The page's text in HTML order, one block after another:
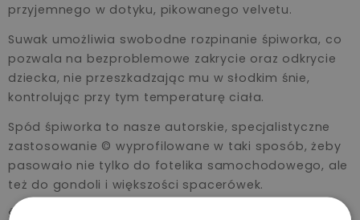
przyjemnego w dotyku, pikowanego velvetu.
Suwak umożliwia swobodne rozpinanie śpiworka, co
pozwala na bezproblemowe zakrycie oraz odkrycie
dziecka, nie przeszkadzając mu w słodkim śnie,
kontrolując przy tym temperaturę ciała.
Spód śpiworka to nasze autorskie, specjalistyczne
zastosowanie © wyprofilowane w taki sposób, żeby
pasowało nie tylko do fotelika samochodowego, ale
też do gondoli i większości spacerówek.
Śpiworek posiada kapturek z uroczymi uszkami,